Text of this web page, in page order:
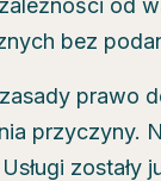
od
bez
prawo
przyczyny.